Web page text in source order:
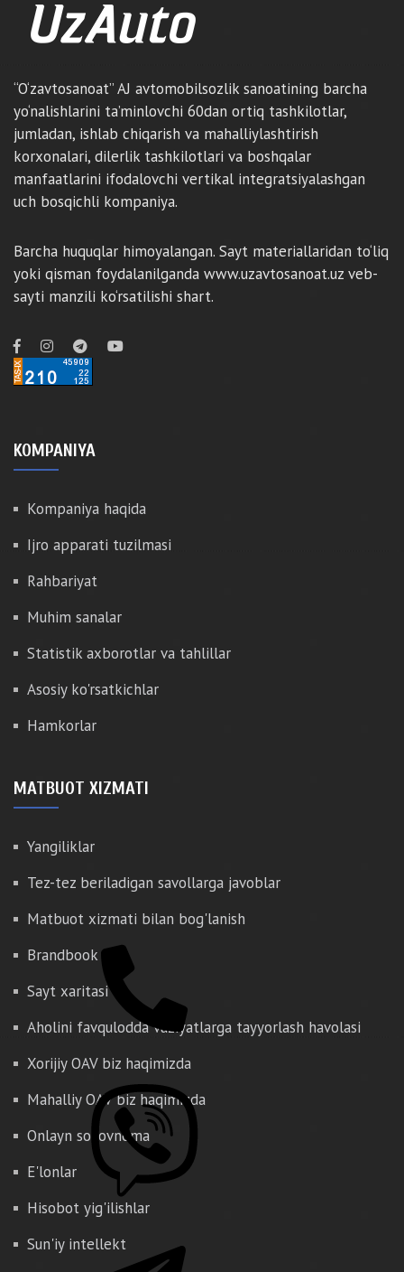
“O‘zavtosanoat” AJ avtomobilsozlik sanoatining barcha
yo‘nalishlarini ta’minlovchi 60dan ortiq tashkilotlar,
jumladan, ishlab chiqarish va mahalliylashtirish
korxonalari, dilerlik tashkilotlari va boshqalar
manfaatlarini ifodalovchi vertikal integratsiyalashgan
uch bosqichli kompaniya.
Barcha huquqlar himoyalangan. Sayt materiallaridan to‘liq
yoki qisman foydalanilganda www.uzavtosanoat.uz veb-
sayti manzili ko‘rsatilishi shart.
KOMPANIYA
Kompaniya haqida
Ijro apparati tuzilmasi
Rahbariyat
Muhim sanalar
Statistik axborotlar va tahlillar
Asosiy ko'rsatkichlar
Hamkorlar
MATBUOT XIZMATI
Yangiliklar
Tez-tez beriladigan savollarga javoblar
Matbuot xizmati bilan bog'lanish
Brandbook
Sayt xaritasi
Aholini favqulodda vaziyatlarga tayyorlash havolasi
Xorijiy OAV biz haqimizda
Mahalliy OAV biz haqimizda
Onlayn so'rovnoma
E'lonlar
Hisobot yig'ilishlar
Sun'iy intellekt